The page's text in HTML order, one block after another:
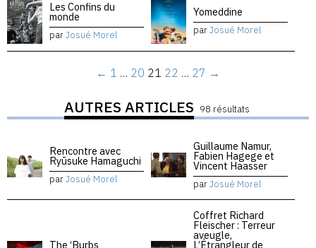
Les Confins du
monde
parJosué Morel
Yomeddine
parJosué Morel
← 1 … 20 21 22 … 27 →
AUTRES ARTICLES 98 résultats
Rencontre avec
Ryūsuke Hamaguchi
parJosué Morel
Guillaume Namur,
Fabien Hagege et
Vincent Haasser
parJosué Morel
The ‘Burbs
Coffret Richard
Fleischer : Terreur
aveugle,
L’Étrangleur de